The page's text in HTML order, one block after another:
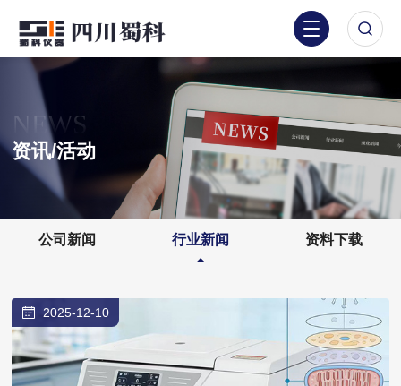
NEWS
资讯/活动
公司新闻 行业新闻 资料下载
2025-12-10